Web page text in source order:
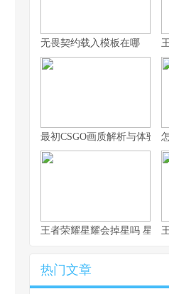
无畏契约载入模板在哪
最初CSGO画质解析与体验
王者荣耀星耀会掉星吗 星耀
热门文章